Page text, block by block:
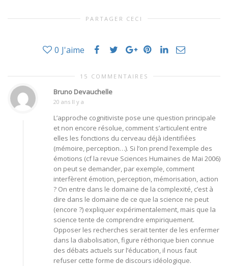
PARTAGER CECI
0 J'aime
15 COMMENTAIRES
Bruno Devauchelle
20 ans Il y a
L’approche cognitiviste pose une question principale
et non encore résolue, comment s’articulent entre
elles les fonctions du cerveau déjà identifiées
(mémoire, perception…). Si l’on prend l’exemple des
émotions (cf la revue Sciences Humaines de Mai 2006)
on peut se demander, par exemple, comment
interfèrent émotion, perception, mémorisation, action
? On entre dans le domaine de la complexité, c’est à
dire dans le domaine de ce que la science ne peut
(encore ?) expliquer expérimentalement, mais que la
science tente de comprendre empiriquement.
Opposer les recherches serait tenter de les enfermer
dans la diabolisation, figure réthorique bien connue
des débats actuels sur l’éducation, il nous faut
refuser cette forme de discours idéologique.